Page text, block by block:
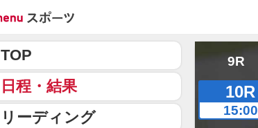
9R
10R
15:00
TOP
日程・結果
リーディング